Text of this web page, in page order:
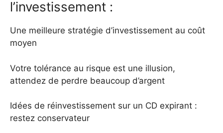
l’investissement :
Une meilleure stratégie d’investissement au coût
moyen
Votre tolérance au risque est une illusion,
attendez de perdre beaucoup d’argent
Idées de réinvestissement sur un CD expirant :
restez conservateur